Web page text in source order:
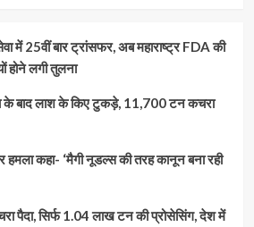
में 25वीं बार ट्रांसफर, अब महाराष्ट्र FDA की
लगी तुलना
के बाद लाश के किए टुकड़े, 11,700 टन कचरा
कहा- ‘मैगी नूडल्स की तरह कानून बना रही
पैदा, सिर्फ 1.04 लाख टन की प्रोसेसिंग, देश में